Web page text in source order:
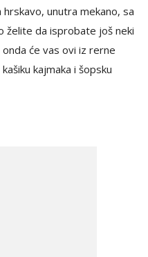
unutra mekano, sa
želite da isprobate još neki
onda će vas ovi iz rerne
kajmaka i šopsku